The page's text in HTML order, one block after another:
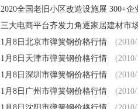
2020全国老旧小区改造设施展 300+企
三大电商平台齐发力角逐家居建材市
1月8日北京市弹簧钢价格行情
1月8日天津市弹簧钢价格行情
1月8日深圳市弹簧钢价格行情
1月8日广州市弹簧钢价格行情